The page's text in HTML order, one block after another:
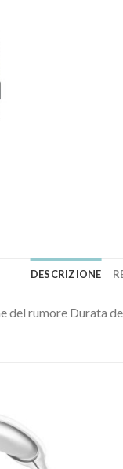
DESCRIZIONE
rumore Durata